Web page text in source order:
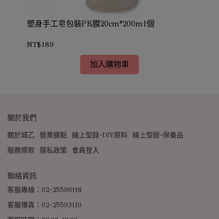
塑身手工皂包裝PE膜20cm*200m1個
NT$189
加入購物車
關於我們
關於城乙 營業據點 線上型錄-DIY原料 線上型錄-保養品
服務條款
隱私政策 會員登入
聯絡資訊
客服專線：02-25596118
客服傳真：02-25593110